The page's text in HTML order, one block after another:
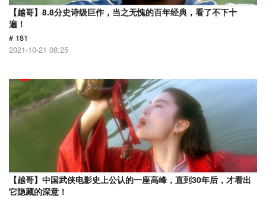
【越哥】8.8分史诗级巨作，当之无愧的百年经典，看了不下十
遍！
# 181
2021-10-21 08:25
【越哥】中国武侠电影史上公认的一座高峰，直到30年后，才看出
它隐藏的深意！